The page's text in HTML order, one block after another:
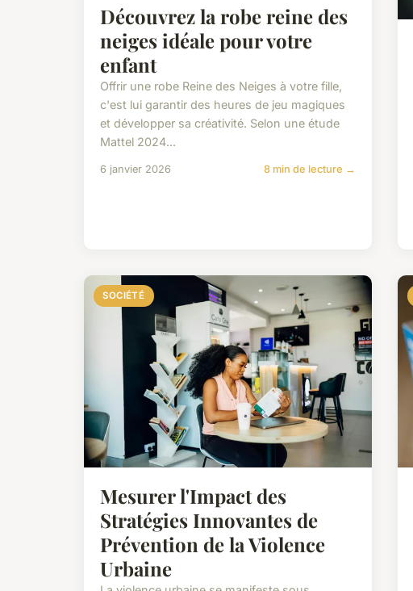
Découvrez la robe reine des
neiges idéale pour votre
enfant
Offrir une robe Reine des Neiges à votre fille,
c'est lui garantir des heures de jeu magiques
et développer sa créativité. Selon une étude
Mattel 2024...
6 janvier 2026 8 min de lecture →
SOCIÉTÉ
Mesurer l'Impact des
Stratégies Innovantes de
Prévention de la Violence
Urbaine